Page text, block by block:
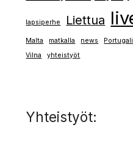
lapsiperhe Liettua
Malta matkalla news Portugali
Vilna
yhteistyöt
Yhteistyöt: